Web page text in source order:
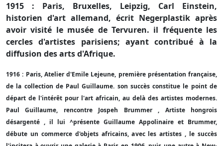
1915 : Paris, Bruxelles, Leipzig, Carl Einstein,
historien d'art allemand, écrit Negerplastik après
avoir visité le musée de Tervuren. il fréquente les
cercles d'artistes parisiens; ayant contribué à la
diffusion des arts d'Afrique.
1916 : Paris, Atelier d'Emile Lejeune, première présentation française,
de la collection de Paul Guillaume. son succès constitue le point de
départ de l'intérêt pour l'art africain, au delà des artistes modernes.
Paul Guillaume, rencontre Jospeh Brummer , Artiste hongrois
désargenté , il lui ^présente Guillaume Appolinaire et Brummer,
débute un commerce d'objets africains, avec les artistes , le succès